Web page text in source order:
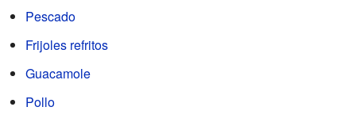
Pescado
Frijoles refritos
Guacamole
Pollo